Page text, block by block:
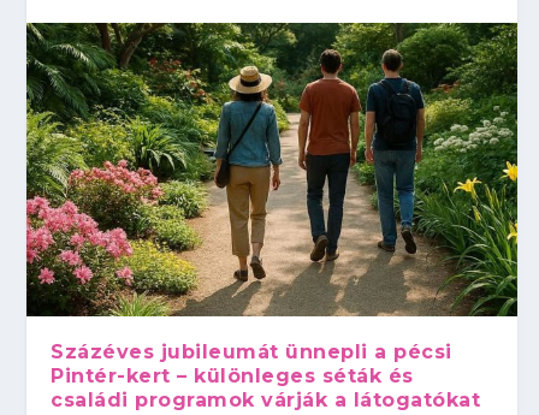
Százéves jubileumát ünnepli a pécsi
Pintér-kert – különleges séták és
családi programok várják a látogatókat